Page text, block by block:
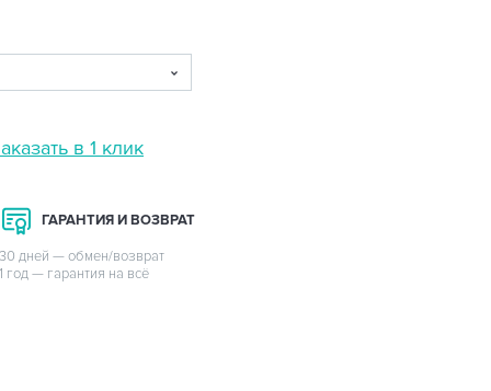
в 1 клик
ГАРАНТИЯ И ВОЗВРАТ
30 дней — обмен/возврат
1 год — гарантия на всё